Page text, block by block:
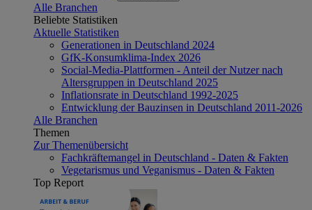
Alle Branchen
Beliebte Statistiken
Aktuelle Statistiken
Generationen in Deutschland 2024
GfK-Konsumklima-Index 2026
Social-Media-Plattformen - Anteil der Nutzer nach
Altersgruppen in Deutschland 2025
Inflationsrate in Deutschland 1992-2025
Entwicklung der Bauzinsen in Deutschland 2011-2026
Alle Branchen
Themen
Zur Themenübersicht
Fachkräftemangel in Deutschland - Daten & Fakten
Vegetarismus und Veganismus - Daten & Fakten
Top Report